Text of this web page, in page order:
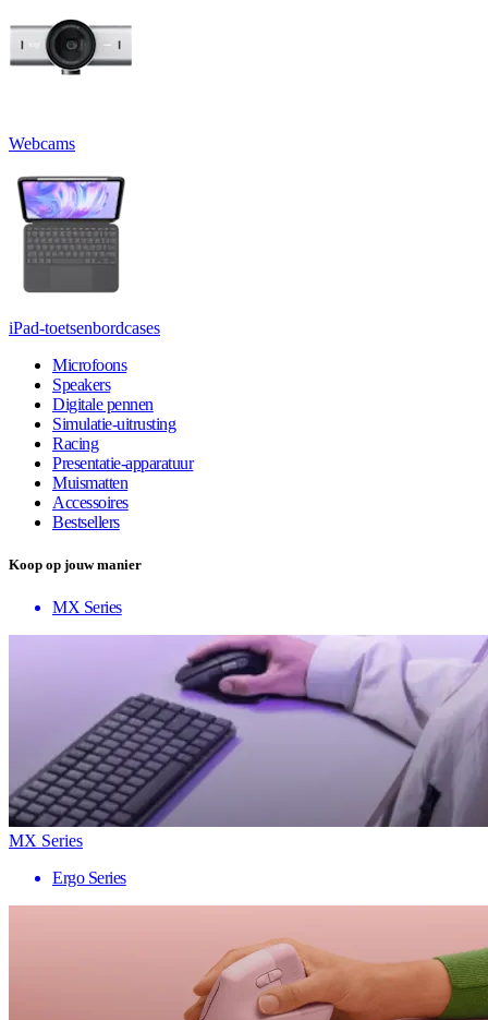
Webcams
iPad-toetsenbordcases
Microfoons
Speakers
Digitale pennen
Simulatie-uitrusting
Racing
Presentatie-apparatuur
Muismatten
Accessoires
Bestsellers
Koop op jouw manier
MX Series
MX Series
Ergo Series